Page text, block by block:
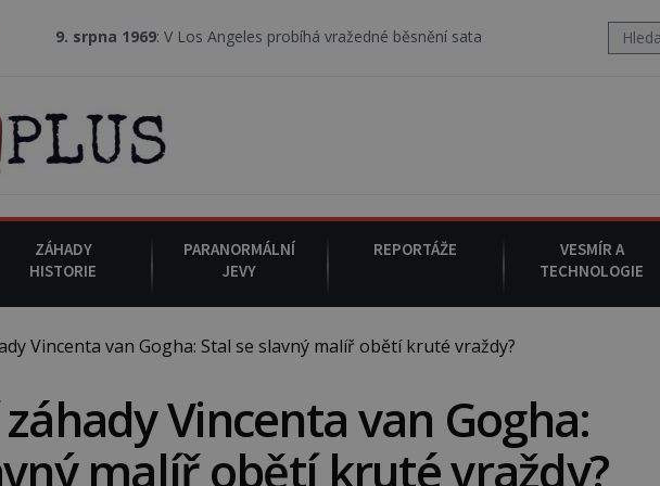
: V Los Angeles probíhá vražedné běsnění satanistického gangu vedeného
ZÁHADY
HISTORIE
PARANORMÁLNÍ
JEVY
REPORTÁŽE
VESMÍR A
TECHNOLOGIE
Vincenta van Gogha: Stal se slavný malíř obětí kruté vraždy?
Vincenta van Gogha:
malíř obětí kruté vraždy?